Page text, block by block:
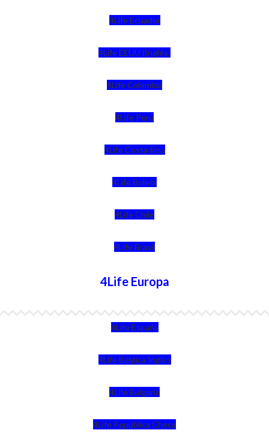
4Life Ecuador
4Life EEUU (Inglés)
4Life Colombia
4Life Perú
4Life Costa Rica
4Life Bolivia
4Life Chile
4Life Brasil
4Life Europa
4Life España
4Life Bélgica Ingles
4Life Bulgaria
4Life República Checa